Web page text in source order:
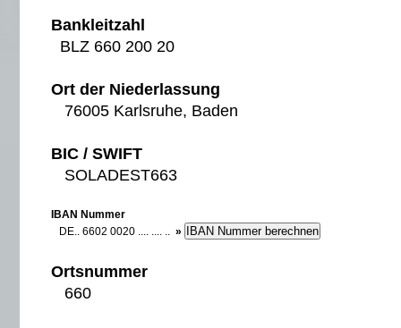
Bankleitzahl
BLZ 660 200 20
Ort der Niederlassung
76005 Karlsruhe, Baden
BIC / SWIFT
SOLADEST663
IBAN Nummer
DE.. 6602 0020 .... .... .. »
Ortsnummer
660